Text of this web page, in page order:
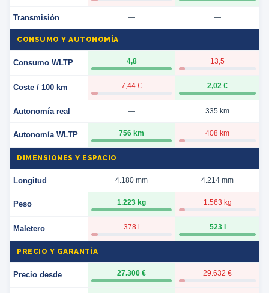
Transmisión — —
CONSUMO Y AUTONOMÍA
Consumo WLTP 4,8 13,5
Coste / 100 km 7,44 € 2,02 €
Autonomía real — 335 km
Autonomía WLTP 756 km 408 km
DIMENSIONES Y ESPACIO
Longitud 4.180 mm 4.214 mm
Peso 1.223 kg 1.563 kg
Maletero 378 l 523 l
PRECIO Y GARANTÍA
Precio desde 27.300 € 29.632 €